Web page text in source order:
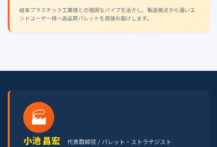
岐阜プラスチック工業様との強固なパイプを活かし、製造拠点から遠いエ
ンドユーザー様へ高品質パレットを直接お届けします。
🏭
小池 昌宏 代表取締役 / パレット・ストラテジスト